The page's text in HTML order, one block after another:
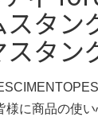
スタン
タン
様に商品の使